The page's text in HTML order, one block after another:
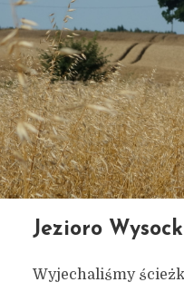
Jezioro
Wyjechaliśmy